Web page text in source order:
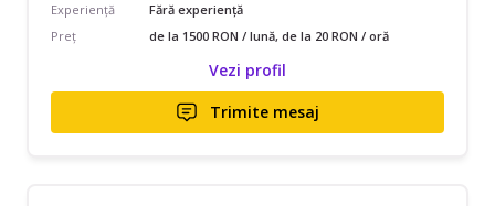
Experiență
Fără experiență
Preț
de la 1500 RON / lună, de la 20 RON / oră
Vezi profil
Trimite mesaj